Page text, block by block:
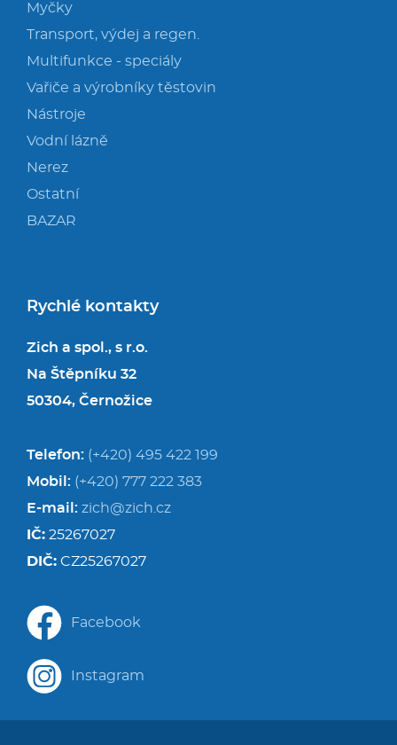
Myčky
Transport, výdej a regen.
Multifunkce - speciály
Vařiče a výrobníky těstovin
Nástroje
Vodní lázně
Nerez
Ostatní
BAZAR
Rychlé kontakty
Zich a spol., s r.o.
Na Štěpníku 32
50304, Černožice
Telefon: (+420) 495 422 199
Mobil: (+420) 777 222 383
E-mail: zich@zich.cz
IČ: 25267027
DIČ: CZ25267027
Facebook
Instagram